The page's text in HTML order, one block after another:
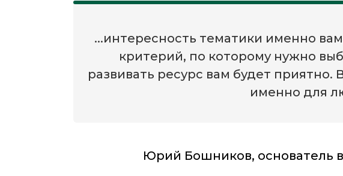
...интересность тематики именно
критерий, по которому нужно
развивать ресурс вам будет
именно для
Юрий Бошников, основатель